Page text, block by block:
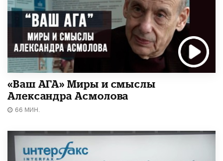
«Ваш АГА» Миры и смыслы
Александра Асмолова
66 МИН.